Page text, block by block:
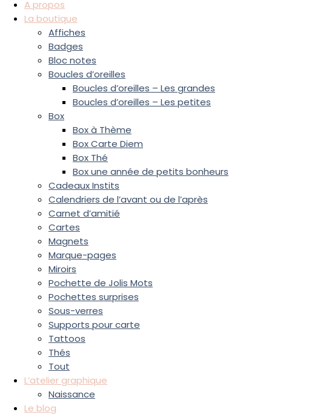
A propos
La boutique
Affiches
Badges
Bloc notes
Boucles d’oreilles
Boucles d’oreilles – Les grandes
Boucles d’oreilles – Les petites
Box
Box à Thème
Box Carte Diem
Box Thé
Box une année de petits bonheurs
Cadeaux Instits
Calendriers de l’avant ou de l’après
Carnet d’amitié
Cartes
Magnets
Marque-pages
Miroirs
Pochette de Jolis Mots
Pochettes surprises
Sous-verres
Supports pour carte
Tattoos
Thés
Tout
L’atelier graphique
Naissance
Le blog